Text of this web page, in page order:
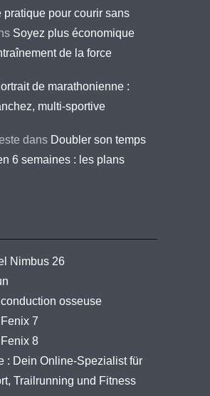
pratique pour courir sans
Soyez plus économique
de la force
de marathonienne :
multi-sportive
dans Doubler son temps
6 semaines : les plans
Nimbus 26
osseuse
7
8
: Dein Online-Spezialist für
Trailrunning und Fitness